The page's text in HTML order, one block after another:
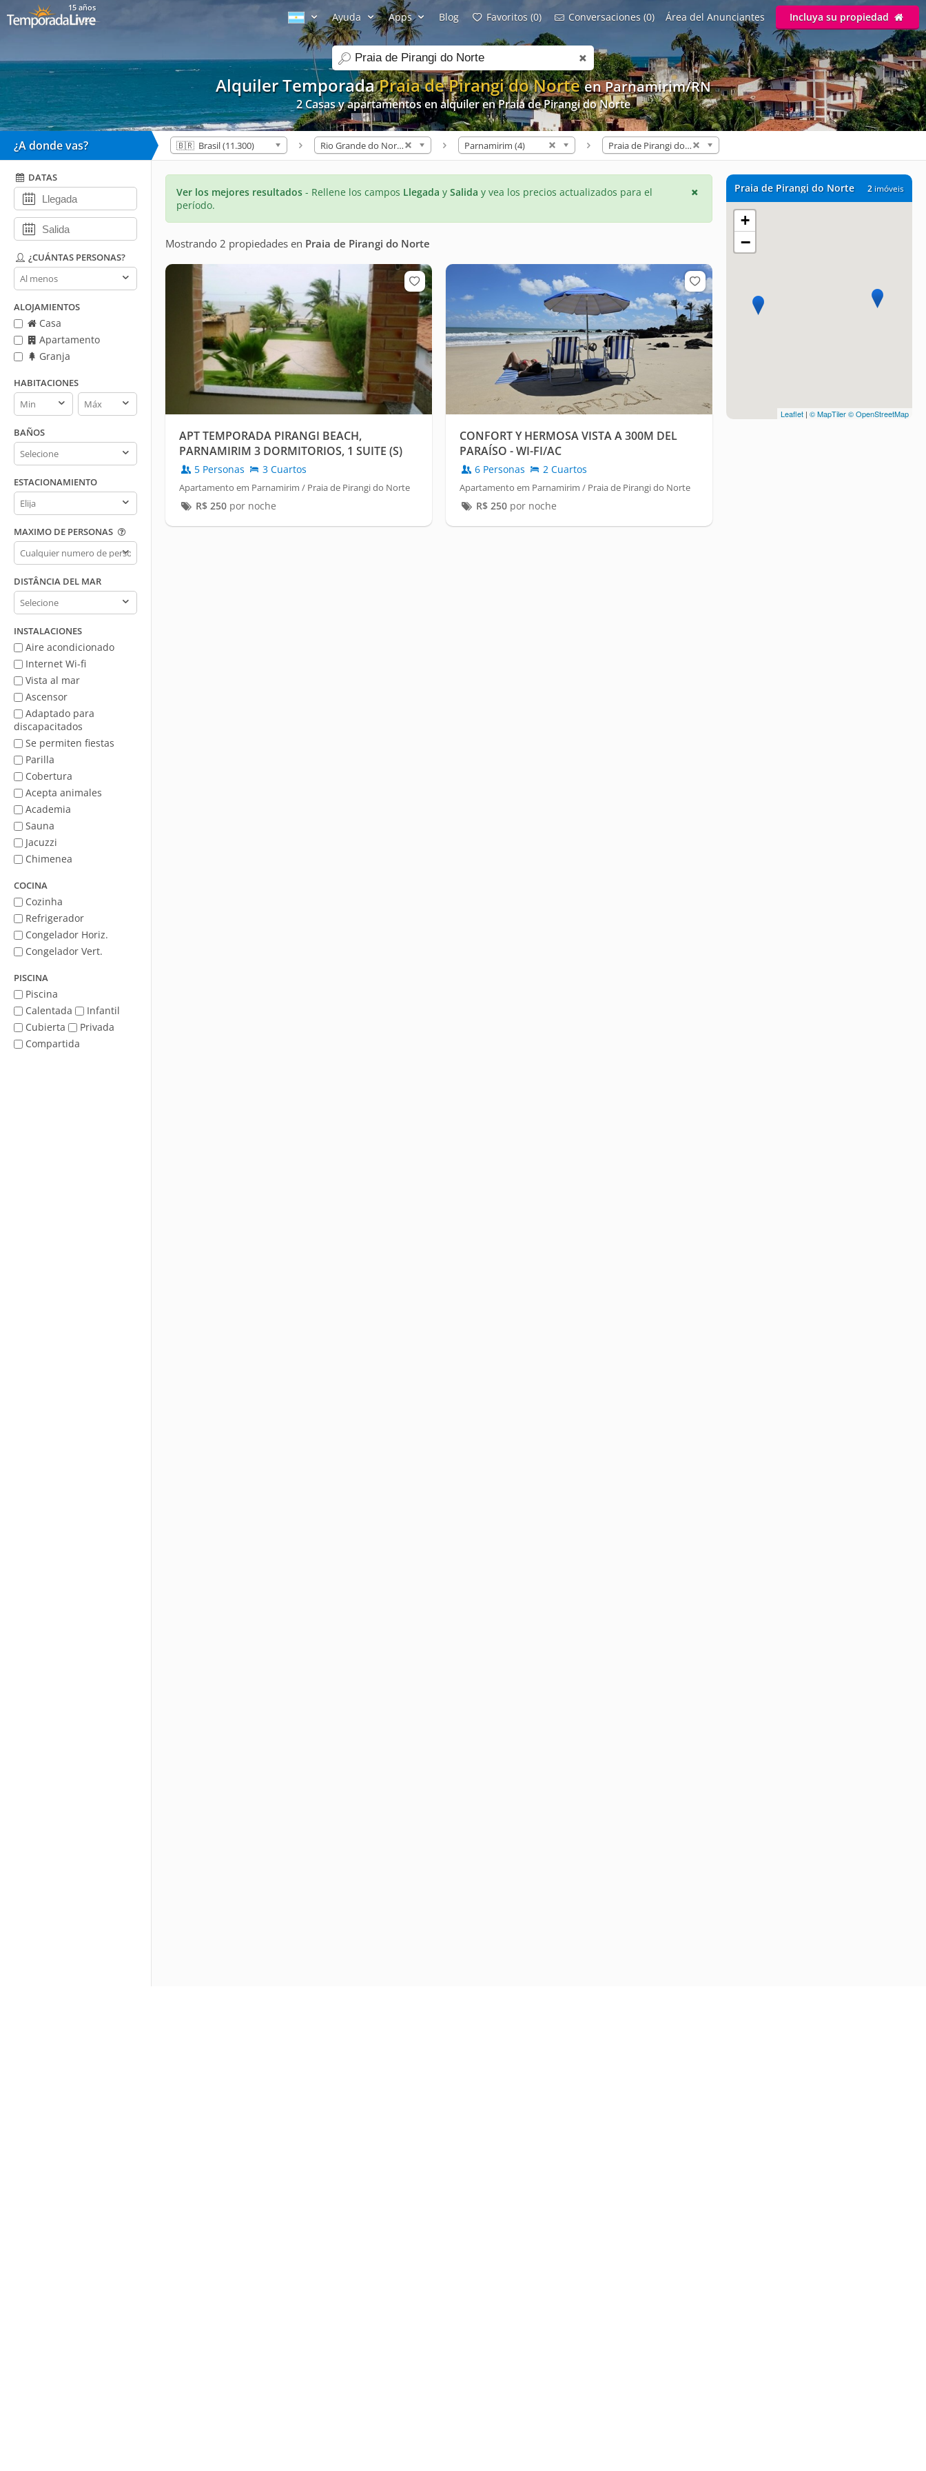
Alquiler TemporadaPraia de Pirangi do Norte en Parnamirim/RN
2 Casas y apartamentos en alquiler en Praia de Pirangi do Norte
search
15 años
Ayuda Apps Blog Favoritos (0) Conversaciones (0) Área del Anunciantes Incluya su propiedad
¿A donde vas? 🇧🇷 Brasil (11.300) Rio Grande do Norte (149) Parnamirim (4) Praia de Pirangi do Norte (2)
DATAS
¿CUÁNTAS PERSONAS?
¿Cuántas
personas?
ALOJAMIENTOS
Casa
Apartamento
Granja
HABITACIONES
Habitaciones
min
Habitaciones
max
BAÑOS
Baños
ESTACIONAMIENTO
Estacionamiento
MAXIMO DE PERSONAS
Maximo
de
personas
DISTÂNCIA DEL MAR
Distância
del
mar
INSTALACIONES
Aire acondicionado
Internet Wi-fi
Vista al mar
Ascensor
Adaptado para
discapacitados
Se permiten fiestas
Parilla
Cobertura
Acepta animales
Academia
Sauna
Jacuzzi
Chimenea
COCINA
Cozinha
Refrigerador
Congelador Horiz.
Congelador Vert.
PISCINA
Piscina
Calentada
Infantil
Cubierta
Privada
Compartida
2 imóveis
Praia de Pirangi do Norte
+
−
Leaflet | © MapTiler© OpenStreetMap
Ver los mejores resultados - Rellene los campos Llegada y Salida y vea los precios actualizados para el
período.
Mostrando 2 propiedades en Praia de Pirangi do Norte
APT TEMPORADA PIRANGI BEACH,
PARNAMIRIM 3 DORMITORIOS, 1 SUITE (S)
5 Personas 3 Cuartos
Apartamento em Parnamirim / Praia de Pirangi do Norte
R$ 250por noche
CONFORT Y HERMOSA VISTA A 300M DEL
PARAÍSO - WI-FI/AC
6 Personas 2 Cuartos
Apartamento em Parnamirim / Praia de Pirangi do Norte
R$ 250por noche